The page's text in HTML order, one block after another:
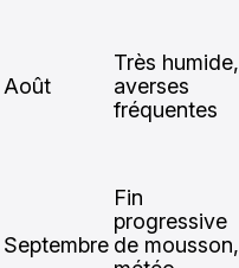
Août
Très humide,
averses
fréquentes
Septembre
Fin
progressive
de mousson,